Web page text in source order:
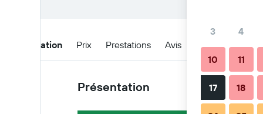
Présentation Prix Prestations Avis Emplacement
Présentation
3 4
10 11
17 18